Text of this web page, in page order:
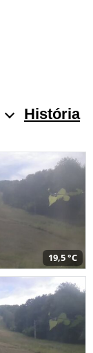
História
19,5 °C